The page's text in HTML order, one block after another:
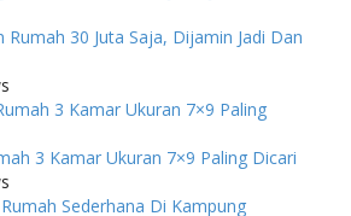
Rumah 30 Juta Saja, Dijamin Jadi Dan
3 Kamar Ukuran 7×9 Paling Dicari